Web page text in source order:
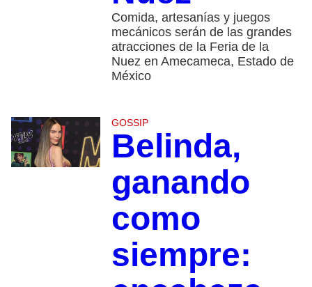
Comida, artesanías y juegos
mecánicos serán de las grandes
atracciones de la Feria de la
Nuez en Amecameca, Estado de
México
GOSSIP
Belinda,
ganando
como
siempre: